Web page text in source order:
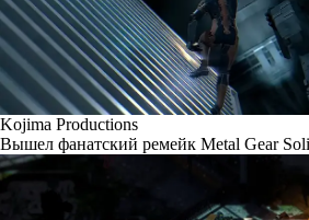
Kojima Productions
Вышел фанатский ремейк Metal Gear